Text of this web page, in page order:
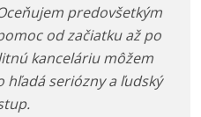
predovšetkým
od začiatku až po
kanceláriu môžem
seriózny a ľudský